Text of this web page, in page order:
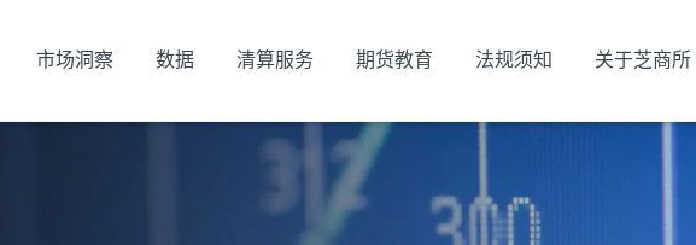
市场洞察 数据 清算服务 期货教育 法规须知 关于芝商所